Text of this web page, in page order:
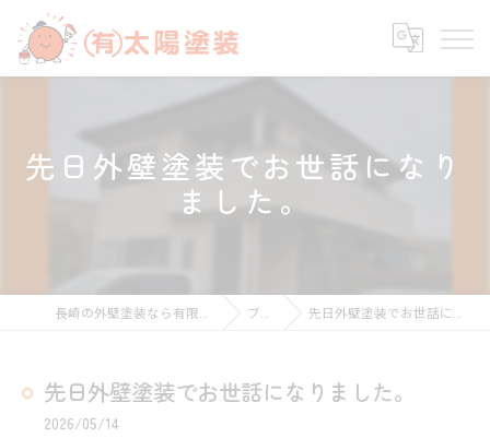
先日外壁塗装でお世話になり
ました。
長崎の外壁塗装なら有限会社太陽塗装 ブログ 先日外壁塗装でお世話になりました。
先日外壁塗装でお世話になりました。
2026/05/14